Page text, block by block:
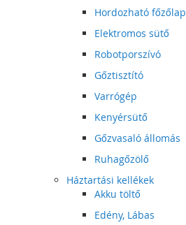
Hordozható főzőlap
Elektromos sütő
Robotporszívó
Gőztisztító
Varrógép
Kenyérsütő
Gőzvasaló állomás
Ruhagőzölő
Háztartási kellékek
Akku töltő
Edény, Lábas